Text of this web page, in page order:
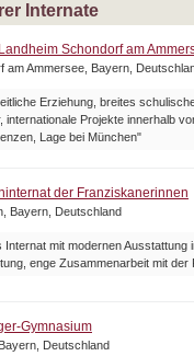
Internate
Schondorf am
am Ammersee, Bayern,
Erziehung, breites
internationale Projekte innerhalb
Lage bei München"
der Franziskanerinnen
Bayern, Deutschland
Internat mit modernen Ausstattung
enge Zusammenarbeit mit der
Gymnasium
Deutschland